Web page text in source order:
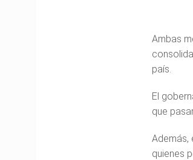
Ambas
país.
El
que
Además,
quienes